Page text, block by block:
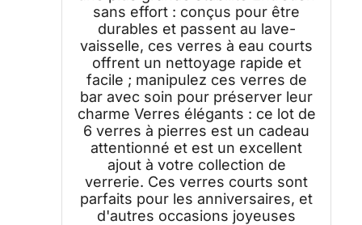
sans effort : conçus pour être
durables et passent au lave-
vaisselle, ces verres à eau courts
offrent un nettoyage rapide et
facile ; manipulez ces verres de
bar avec soin pour préserver leur
charme Verres élégants : ce lot de
6 verres à pierres est un cadeau
attentionné et est un excellent
ajout à votre collection de
verrerie. Ces verres courts sont
parfaits pour les anniversaires, et
d'autres occasions joyeuses